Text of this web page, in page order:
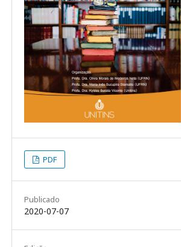
PDF
Publicado
2020-07-07